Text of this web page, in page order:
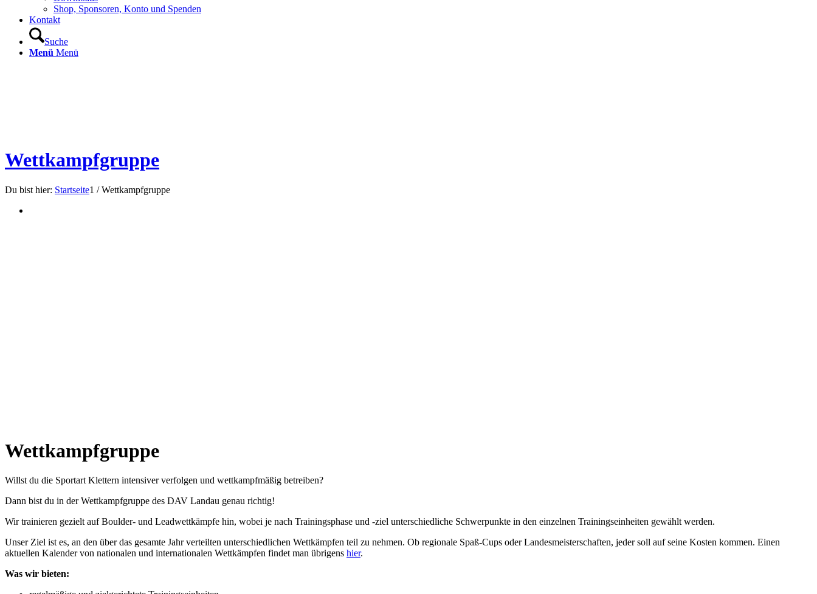
Shop, Sponsoren, Konto und Spenden
Kontakt
Suche
Menü Menü
Wettkampfgruppe
Du bist hier: Startseite1 / Wettkampfgruppe
Wettkampfgruppe
Willst du die Sportart Klettern intensiver verfolgen und wettkampfmäßig betreiben?
Dann bist du in der Wettkampfgruppe des DAV Landau genau richtig!
Wir trainieren gezielt auf Boulder- und Leadwettkämpfe hin, wobei je nach Trainingsphase und -ziel unterschiedliche Schwerpunkte in den einzelnen Trainingseinheiten gewählt werden.
Unser Ziel ist es, an den über das gesamte Jahr verteilten unterschiedlichen Wettkämpfen teil zu nehmen. Ob regionale Spaß-Cups oder Landesmeisterschaften, jeder soll auf seine Kosten kommen. Einen
aktuellen Kalender von nationalen und internationalen Wettkämpfen findet man übrigens hier.
Was wir bieten: